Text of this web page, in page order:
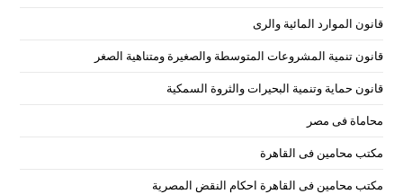
قانون الموارد المائية والرى
قانون تنمية المشروعات المتوسطة والصغيرة ومتناهية الصغر
قانون حماية وتنمية البحيرات والثروة السمكية
محاماة فى مصر
مكتب محامين فى القاهرة
مكتب محامين فى القاهرة احكام النقض المصرية